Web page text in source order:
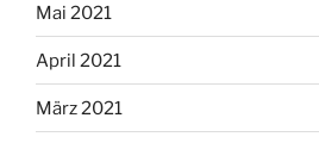
Mai 2021
April 2021
März 2021